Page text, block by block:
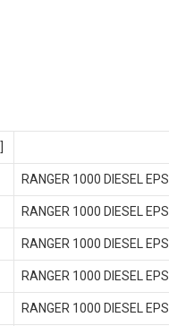
RANGER 1000 DIESEL EPS
RANGER 1000 DIESEL EPS
RANGER 1000 DIESEL EPS
RANGER 1000 DIESEL EPS
RANGER 1000 DIESEL EPS